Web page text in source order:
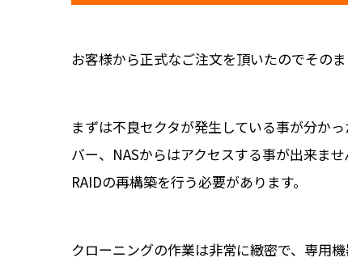
お客様から正式なご注文を頂いたのでそのま
まずは不良セクタが発生している事が分か
バー、NASからはアクセスする事が出来ま
RAIDの再構築を行う必要があります。
クローニングの作業は非常に緻密で、専用